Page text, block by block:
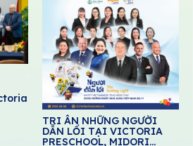
TRI ÂN NHỮNG NGƯỜI
DẪN LỐI TẠI VICTORIA
PRESCHOOL, MIDORI